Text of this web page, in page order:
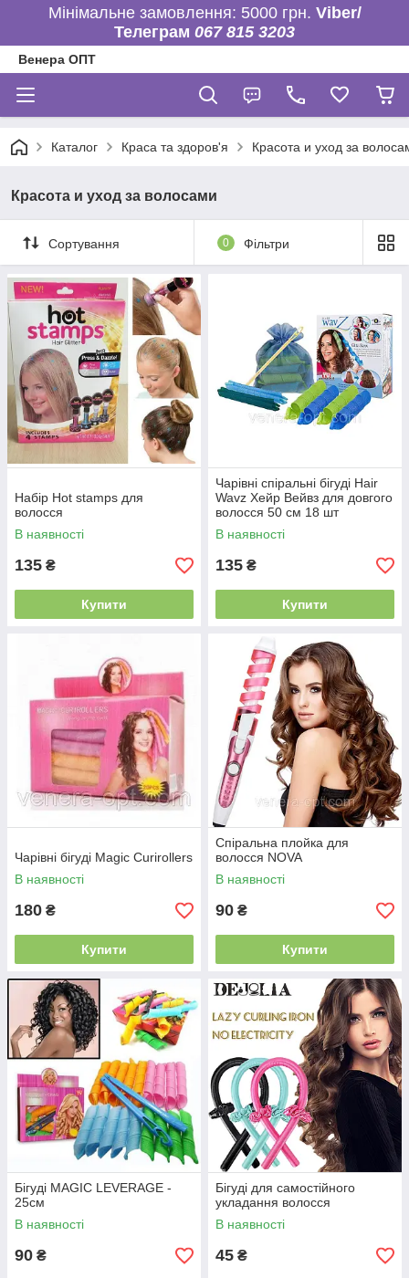
Мінімальне замовлення: 5000 грн. Viber/
Телеграм 067 815 3203
Венера ОПТ
Каталог Краса та здоров'я Красота и уход за
Красота и уход за волосами
Сортування 0 Фільтри
Набір Hot stamps для
волосся
В наявності
135 ₴
Купити
Чарівні спіральні бігуді Hair
Wavz Хейр Вейвз для довгого
волосся 50 см 18 шт
В наявності
135 ₴
Купити
Чарівні бігуді Magic Curirollers
В наявності
180 ₴
Купити
Спіральна плойка для
волосся NOVA
В наявності
90 ₴
Купити
Бігуді MAGIC LEVERAGE -
25см
В наявності
90 ₴
Бігуді для самостійного
укладання волосся
В наявності
45 ₴